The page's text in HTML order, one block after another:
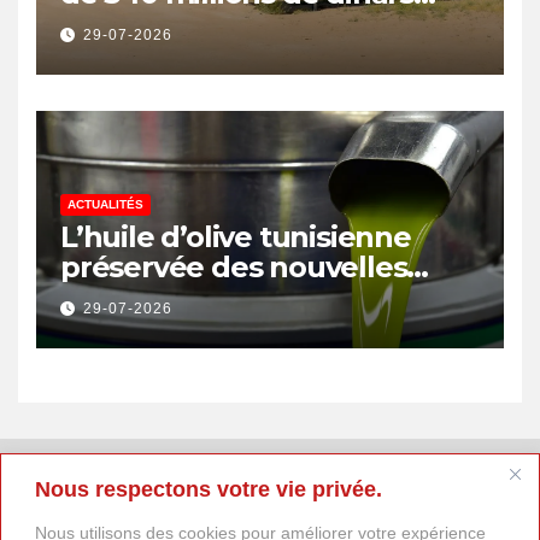
Nous respectons votre vie privée.
Nous utilisons des cookies pour améliorer votre expérience
pour renforcer la transition
énergétique et créer 400
emplois
29-07-2026
ACTUALITÉS
L’huile d’olive tunisienne
préservée des nouvelles
surtaxes américaines de
Donald Trump
29-07-2026